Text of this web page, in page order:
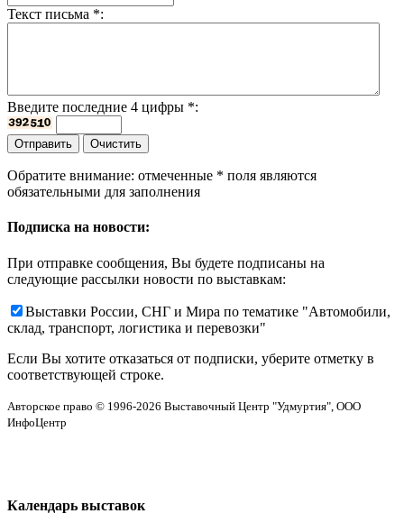
Текст письма *:
Введите последние 4 цифры *:
Обратите внимание: отмеченные * поля являются
обязательными для заполнения
Подписка на новости:
При отправке сообщения, Вы будете подписаны на
следующие рассылки новости по выставкам:
Выставки России, СНГ и Мира по тематике "Автомобили,
склад, транспорт, логистика и перевозки"
Если Вы хотите отказаться от подписки, уберите отметку в
соответствующей строке.
Авторское право © 1996-2026 Выставочный Центр "Удмуртия", ООО
ИнфоЦентр
Календарь выставок